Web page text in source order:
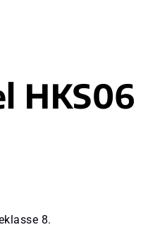
HKS06
8.